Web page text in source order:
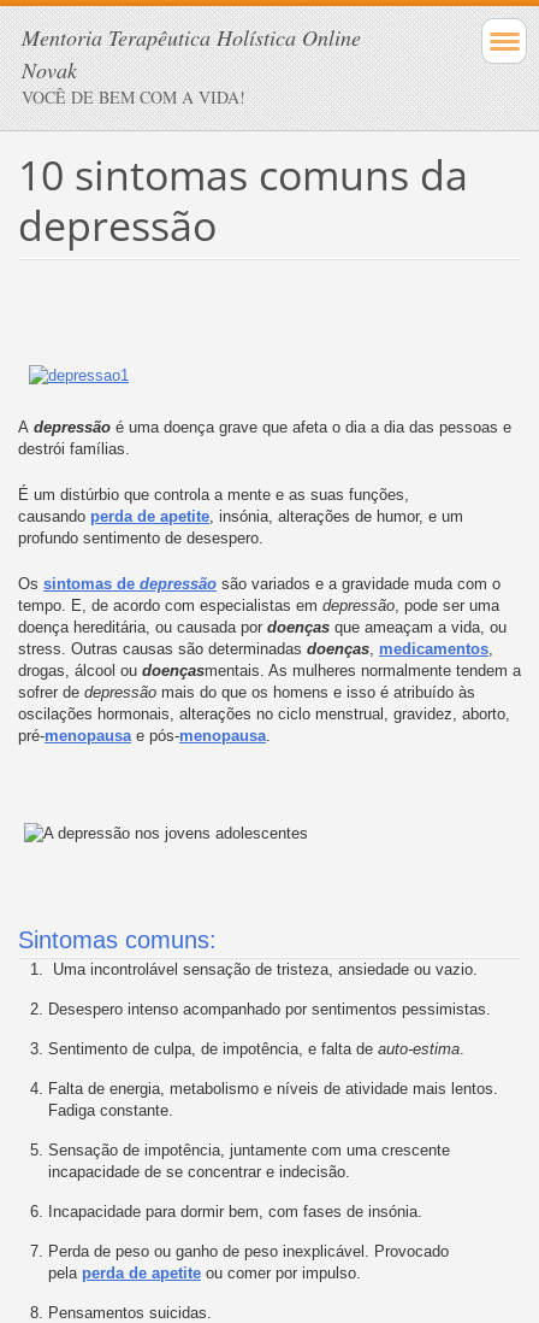
Mentoria Terapêutica Holística Online
Novak
VOCÊ DE BEM COM A VIDA!
10 sintomas comuns da
depressão
A depressãoé uma doença grave que afeta o dia a dia das pessoas e
destrói famílias.
É um distúrbio que controla a mente e as suas funções,
causando perda de apetite, insónia, alterações de humor, e um
profundo sentimento de desespero.
Os sintomas de depressãosão variados e a gravidade muda com o
tempo. E, de acordo com especialistas em depressão, pode ser uma
doença hereditária, ou causada por doençasque ameaçam a vida, ou
stress. Outras causas são determinadas doenças, medicamentos,
drogas, álcool ou doençasmentais. As mulheres normalmente tendem a
sofrer de depressãomais do que os homens e isso é atribuído às
oscilações hormonais, alterações no ciclo menstrual, gravidez, aborto,
pré-menopausae pós-menopausa.
Sintomas comuns:
Uma incontrolável sensação de tristeza, ansiedade ou vazio.
Desespero intenso acompanhado por sentimentos pessimistas.
Sentimento de culpa, de impotência, e falta de auto-estima.
Falta de energia, metabolismo e níveis de atividade mais lentos.
Fadiga constante.
Sensação de impotência, juntamente com uma crescente
incapacidade de se concentrar e indecisão.
Incapacidade para dormir bem, com fases de insónia.
Perda de peso ou ganho de peso inexplicável. Provocado
pela perda de apetiteou comer por impulso.
Pensamentos suicidas.